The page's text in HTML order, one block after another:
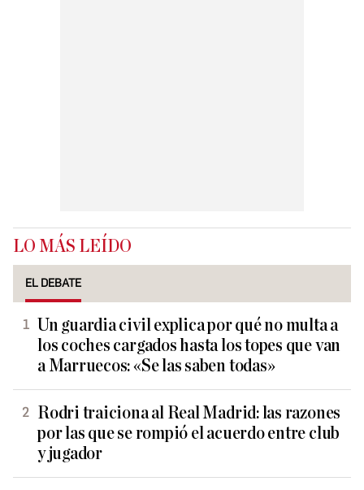
LO MÁS LEÍDO
EL DEBATE
Un guardia civil explica por qué no multa a
los coches cargados hasta los topes que van
a Marruecos: «Se las saben todas»
Rodri traiciona al Real Madrid: las razones
por las que se rompió el acuerdo entre club
y jugador